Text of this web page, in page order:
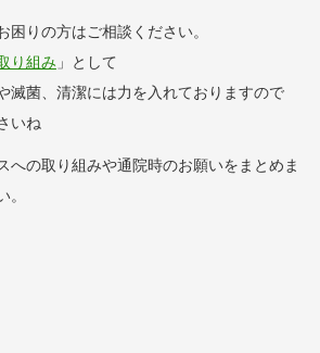
困りの方はご相談ください。
り組み 」として
滅菌、清潔には力を入れておりますので
いね
への取り組みや通院時のお願いをまとめま
。